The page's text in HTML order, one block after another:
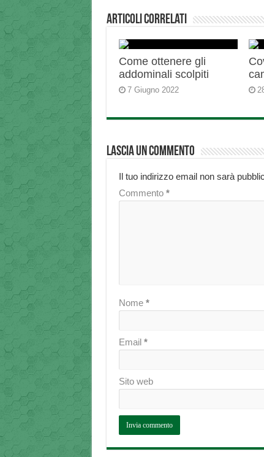
Articoli correlati
Come ottenere gli
addominali scolpiti
7 Giugno 2022
Lascia un commento
Il tuo indirizzo email non sarà
Commento *
Nome *
Email *
Sito web